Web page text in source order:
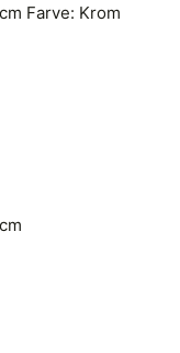
Farve: Krom